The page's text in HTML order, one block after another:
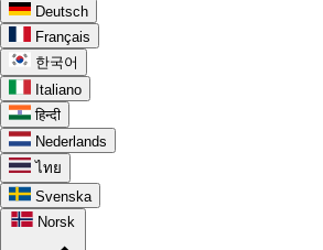
Deutsch
Français
한국어
Italiano
हिन्दी
Nederlands
ไทย
Svenska
Norsk